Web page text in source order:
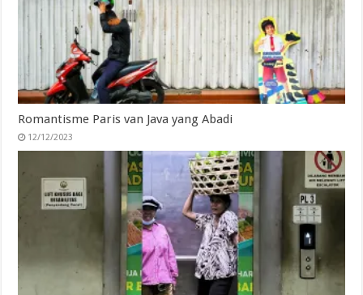
Romantisme Paris van Java yang Abadi
12/12/2023